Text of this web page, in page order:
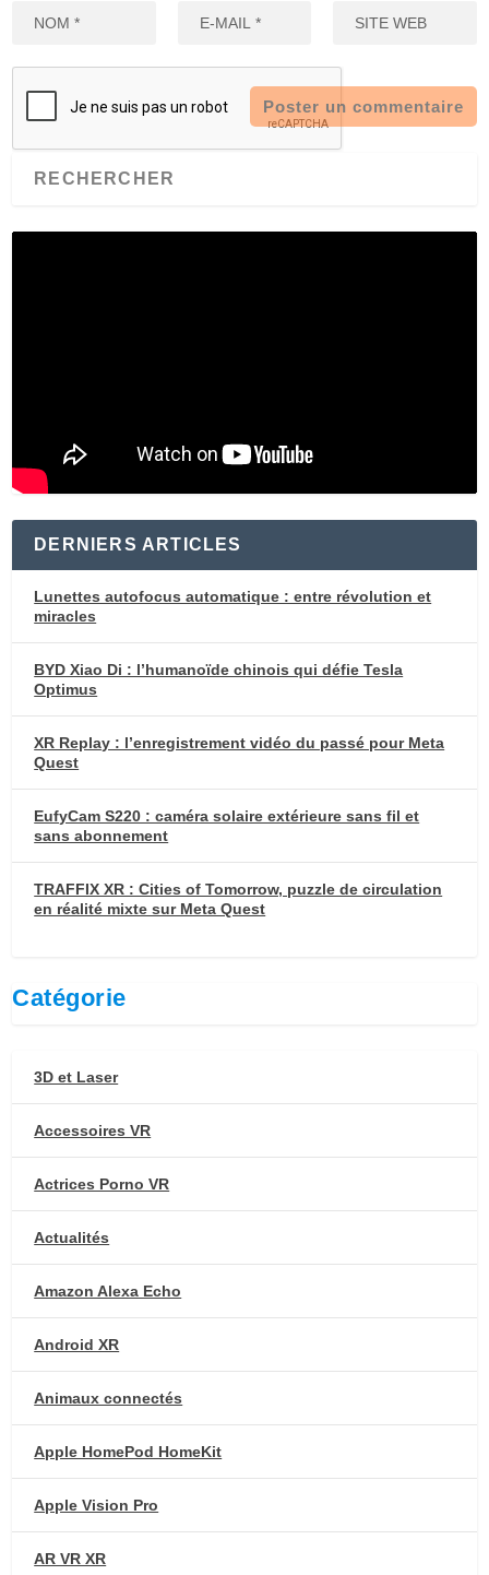
DERNIERS ARTICLES
Lunettes autofocus automatique : entre révolution et
miracles
BYD Xiao Di : l’humanoïde chinois qui défie Tesla
Optimus
XR Replay : l’enregistrement vidéo du passé pour Meta
Quest
EufyCam S220 : caméra solaire extérieure sans fil et
sans abonnement
TRAFFIX XR : Cities of Tomorrow, puzzle de circulation
en réalité mixte sur Meta Quest
Catégorie
3D et Laser
Accessoires VR
Actrices Porno VR
Actualités
Amazon Alexa Echo
Android XR
Animaux connectés
Apple HomePod HomeKit
Apple Vision Pro
AR VR XR